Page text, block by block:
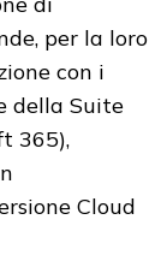
per la loro
con i
della Suite
365),
Cloud